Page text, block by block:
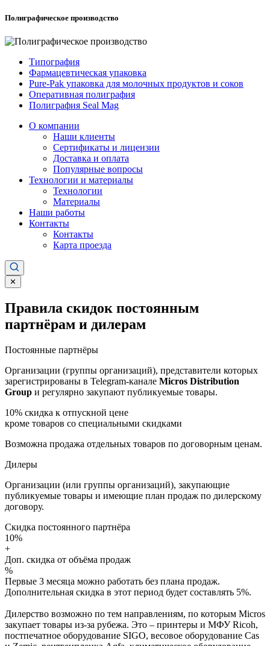
Полиграфическое производство
Типография
Фармацевтическая упаковка
Pure-Pak упаковка для молочных продуктов и соков
Оперативная полиграфия
Полиграфия Seal Mag
О компании
Наши клиенты
Сертификаты и лицензии
Доставка и оплата
Популярные вопросы
Технологии и материалы
Технологии
Материалы
Наши работы
Контакты
Контакты
Карта проезда
✕
Правила скидок постоянным
партнёрам и дилерам
Постоянные партнёры
Организации (группы организаций), представители которых
зарегистрированы в Telegram-канале Micros Distribution
Group и регулярно закупают публикуемые товары.
10% скидка к отпускной цене
кроме товаров со специальными скидками
Возможна продажа отдельных товаров по договорным ценам.
Дилеры
Организации (или группы организаций), закупающие
публикуемые товары и имеющие план продаж по дилерскому
договору.
Скидка постоянного партнёра
10%
+
Доп. скидка от объёма продаж
%
Первые 3 месяца можно работать без плана продаж.
Дополнительная скидка в этот период будет составлять 5%.
Дилерство возможно по тем направлениям, по которым Micros
закупает товары из-за рубежа. Это – принтеры и МФУ Ricoh,
постпечатное оборудование SIGO, весовое оборудование Cas